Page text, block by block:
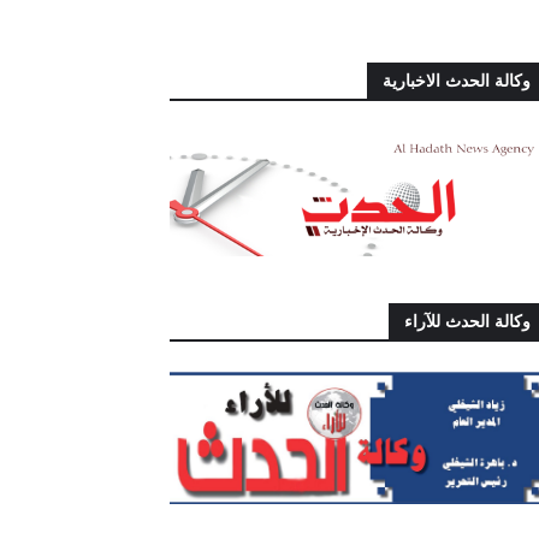
وكالة الحدث الاخبارية
وكالة الحدث للآراء